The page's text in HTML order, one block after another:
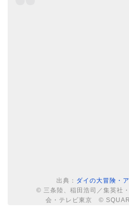
出典： ダイの大冒険・
© 三条陸、稲田浩司／集英社
会・テレビ東京 ©